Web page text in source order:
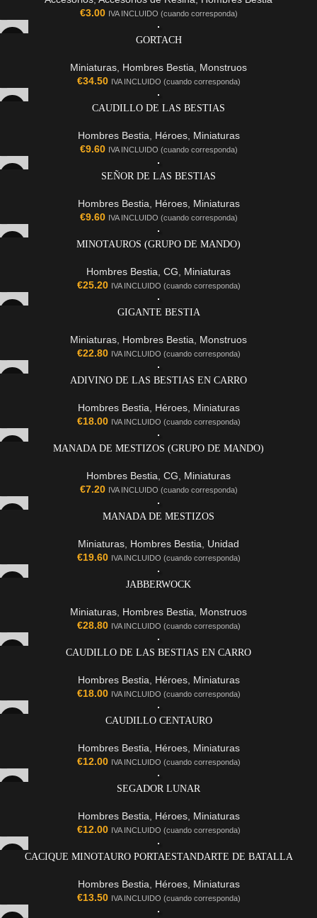
€3.00 IVA INCLUIDO (cuando corresponda)
GORTACH
Miniaturas Hombres Bestia
Monstruos
€34.50 IVA INCLUIDO (cuando corresponda)
CAUDILLO DE LAS BESTIAS
Hombres Bestia Héroes, Miniaturas
€9.60 IVA INCLUIDO (cuando corresponda)
SEÑOR DE LAS BESTIAS
Hombres Bestia Héroes, Miniaturas
€9.60 IVA INCLUIDO (cuando corresponda)
MINOTAUROS (GRUPO DE MANDO)
Hombres Bestia CG
Miniaturas
€25.20 IVA INCLUIDO (cuando corresponda)
GIGANTE BESTIA
Miniaturas Hombres Bestia
Monstruos
€22.80 IVA INCLUIDO (cuando corresponda)
ADIVINO DE LAS BESTIAS EN CARRO
Hombres Bestia Héroes, Miniaturas
€18.00 IVA INCLUIDO (cuando corresponda)
MANADA DE MESTIZOS (GRUPO DE MANDO)
Hombres Bestia CG
Miniaturas
€7.20 IVA INCLUIDO (cuando corresponda)
MANADA DE MESTIZOS
Miniaturas Hombres Bestia
Unidad
€19.60 IVA INCLUIDO (cuando corresponda)
JABBERWOCK
Miniaturas Hombres Bestia
Monstruos
€28.80 IVA INCLUIDO (cuando corresponda)
CAUDILLO DE LAS BESTIAS EN CARRO
Hombres Bestia Héroes, Miniaturas
€18.00 IVA INCLUIDO (cuando corresponda)
CAUDILLO CENTAURO
Hombres Bestia Héroes, Miniaturas
€12.00 IVA INCLUIDO (cuando corresponda)
SEGADOR LUNAR
Hombres Bestia Héroes, Miniaturas
€12.00 IVA INCLUIDO (cuando corresponda)
CACIQUE MINOTAURO PORTAESTANDARTE DE BATALLA
Hombres Bestia Héroes, Miniaturas
€13.50 IVA INCLUIDO (cuando corresponda)